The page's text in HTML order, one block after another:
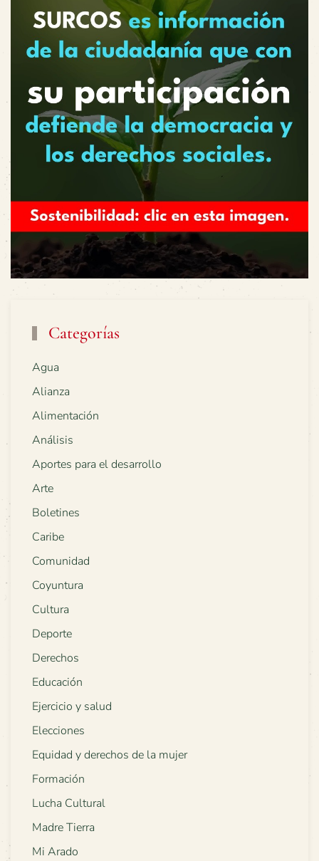
Categorías
Agua
Alianza
Alimentación
Análisis
Aportes para el desarrollo
Arte
Boletines
Caribe
Comunidad
Coyuntura
Cultura
Deporte
Derechos
Educación
Ejercicio y salud
Elecciones
Equidad y derechos de la mujer
Formación
Lucha Cultural
Madre Tierra
Mi Arado